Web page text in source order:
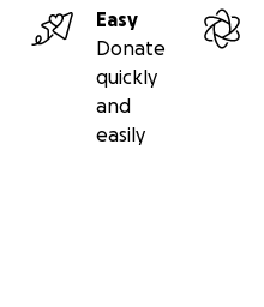
Easy
Donate
quickly
and
easily